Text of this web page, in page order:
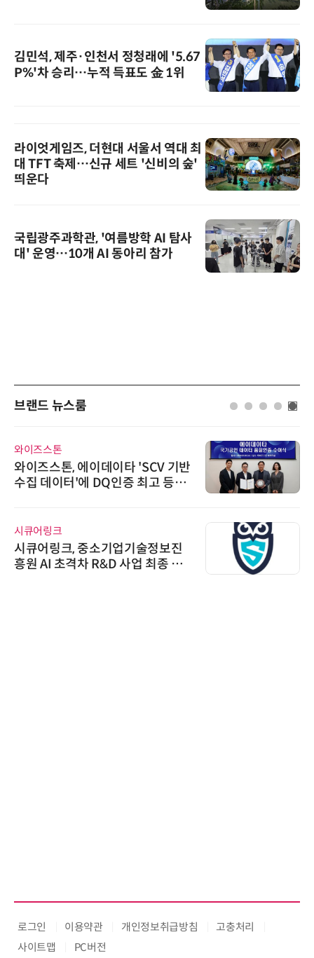
김민석, 제주·인천서 정청래에 '5.67
P%'차 승리…누적 득표도 金 1위
라이엇게임즈, 더현대 서울서 역대 최
대 TFT 축제…신규 세트 '신비의 숲'
띄운다
국립광주과학관, '여름방학 AI 탐사
대' 운영…10개 AI 동아리 참가
브랜드 뉴스룸
와이즈스톤
와이즈스톤, 에이데이타 'SCV 기반
수집 데이터'에 DQ인증 최고 등급
시큐어링크
시큐어링크, 중소기업기술정보진
흥원 AI 초격차 R&D 사업 최종 선
로그인 이용약관 개인정보취급방침
고충처리
사이트맵
PC버전